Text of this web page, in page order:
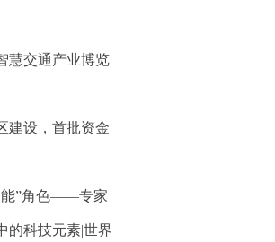
慧交通产业博览
建设，首批资金
能”角色——专家
的科技元素|世界